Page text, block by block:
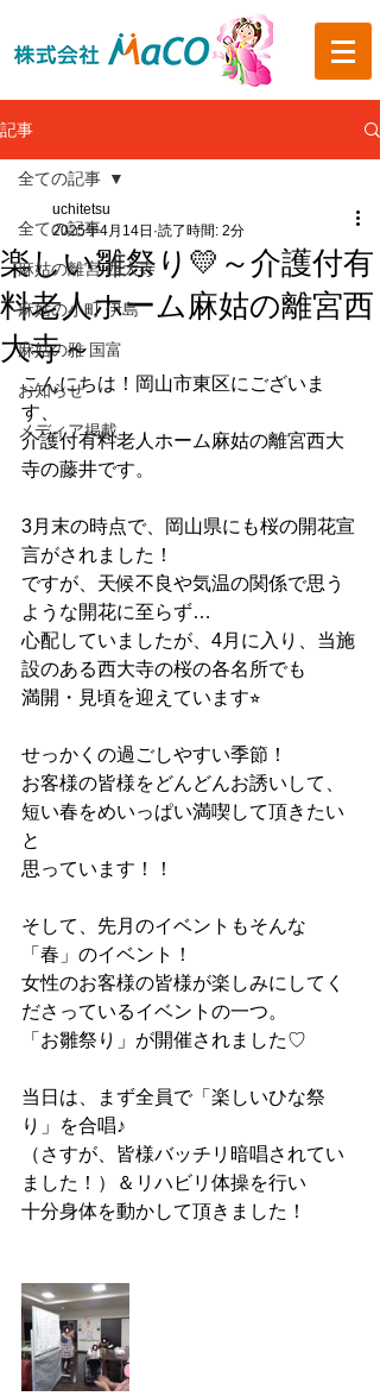
記事
全ての記事
麻姑の離宮 西大寺
麻姑の小町 伊島
麻姑の雅 国富
お知らせ
メディア掲載
全ての記事
楽しい雛祭り💛～介護付有
料老人ホーム麻姑の離宮西
大寺～
uchitetsu
2025年4月14日 読了時間: 2分
こんにちは！岡山市東区にございま
す、
介護付有料老人ホーム麻姑の離宮西大
寺の藤井です。
3月末の時点で、岡山県にも桜の開花宣
言がされました！
ですが、天候不良や気温の関係で思う
ような開花に至らず…
心配していましたが、4月に入り、当施
設のある西大寺の桜の各名所でも
満開・見頃を迎えています⭐︎
せっかくの過ごしやすい季節！
お客様の皆様をどんどんお誘いして、
短い春をめいっぱい満喫して頂きたい
と
思っています！！
そして、先月のイベントもそんな
「春」のイベント！
女性のお客様の皆様が楽しみにしてく
ださっているイベントの一つ。
「お雛祭り」が開催されました♡
当日は、まず全員で「楽しいひな祭
り」を合唱♪
（さすが、皆様バッチリ暗唱されてい
ました！）＆リハビリ体操を行い
十分身体を動かして頂きました！